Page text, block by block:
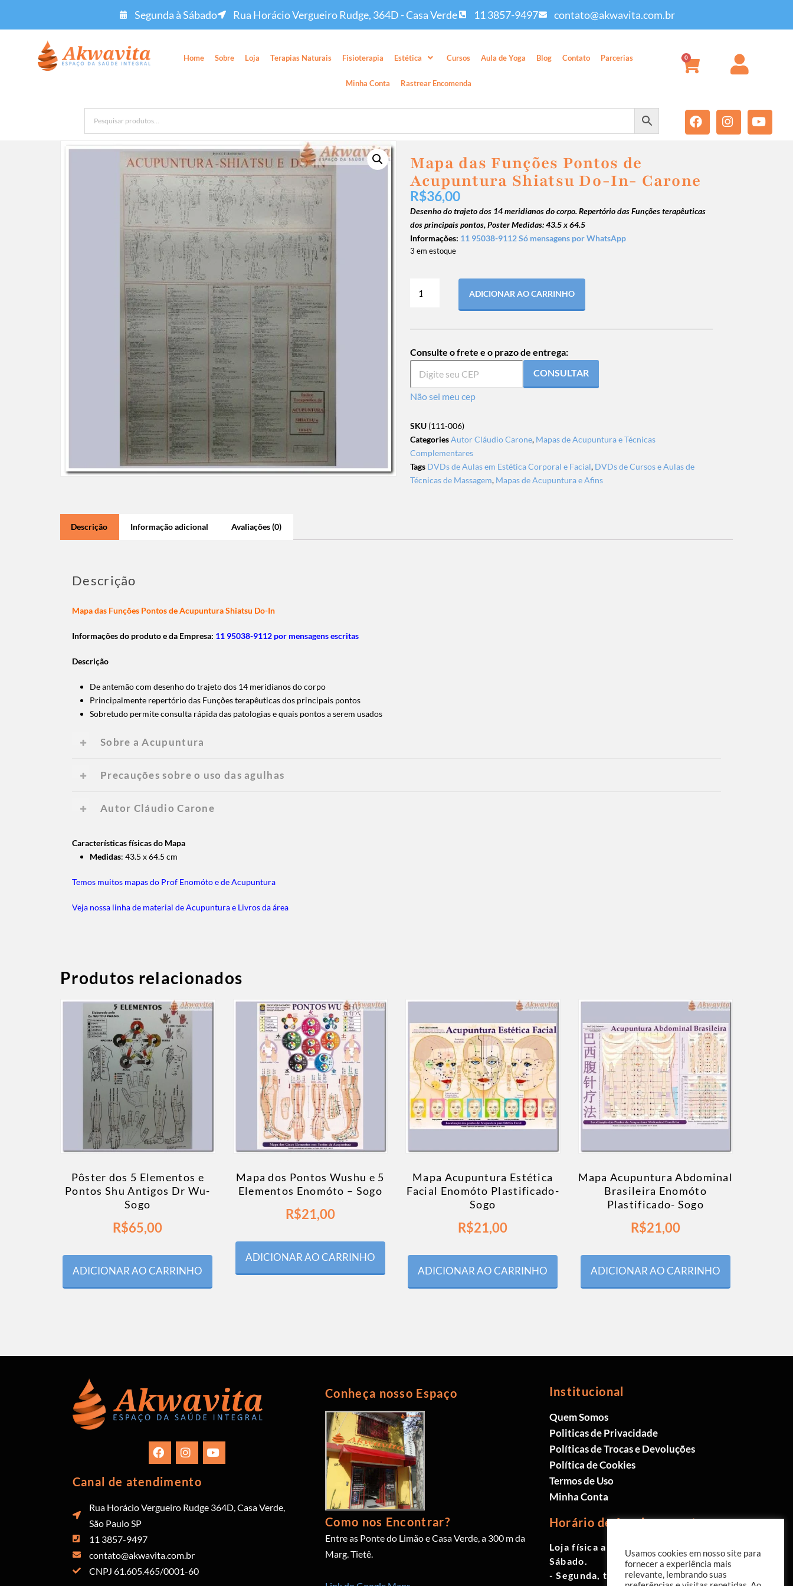
Segunda à Sábado Rua Horácio Vergueiro Rudge, 364D - Casa Verde 11 3857-9497 contato@akwavita.com.br
Home Sobre Loja Terapias Naturais Fisioterapia Estética Cursos Aula de Yoga Blog Contato Parcerias
Minha Conta Rastrear Encomenda
0
Mapa das Funções Pontos de
Acupuntura Shiatsu Do-In- Carone
R$36,00
Desenho do trajeto dos 14 meridianos do corpo.Repertório das Funções terapêuticas
dos principais pontos, Poster Medidas: 43.5 x 64.5
Informações: 11 95038-9112 Só mensagens por WhatsApp
3 em estoque
ADICIONAR AO CARRINHO
Consulte o frete e o prazo de entrega:
CONSULTAR
Não sei meu cep
SKU (111-006)
CategoriesAutor Cláudio Carone, Mapas de Acupuntura e Técnicas
Complementares
Tags DVDs de Aulas em Estética Corporal e Facial, DVDs de Cursos e Aulas de
Técnicas de Massagem, Mapas de Acupuntura e Afins
Descrição Informação adicional Avaliações (0)
Descrição
Mapa das Funções Pontos de Acupuntura Shiatsu Do-In
Informações do produto e da Empresa: 11 95038-9112 por mensagens escritas
Descrição
De antemão com desenho do trajeto dos 14 meridianos do corpo
Principalmente repertório das Funções terapêuticas dos principais pontos
Sobretudo permite consulta rápida das patologias e quais pontos a serem usados
Sobre a Acupuntura
Precauções sobre o uso das agulhas
Autor Cláudio Carone
Características físicas do Mapa
Medidas: 43.5 x 64.5 cm
Temos muitos mapas do Prof Enomóto e de Acupuntura
Veja nossa linha de material de Acupuntura e Livros da área
Produtos relacionados
Pôster dos 5 Elementos e
Pontos Shu Antigos Dr Wu-
Sogo
R$65,00
ADICIONAR AO CARRINHO
Mapa dos Pontos Wushu e 5
Elementos Enomóto – Sogo
R$21,00
ADICIONAR AO CARRINHO
Mapa Acupuntura Estética
Facial Enomóto Plastificado-
Sogo
R$21,00
ADICIONAR AO CARRINHO
Mapa Acupuntura Abdominal
Brasileira Enomóto
Plastificado- Sogo
R$21,00
ADICIONAR AO CARRINHO
Canal de atendimento
Rua Horácio Vergueiro Rudge 364D, Casa Verde,
São Paulo SP
11 3857-9497
contato@akwavita.com.br
CNPJ 61.605.465/0001-60
Conheça nosso Espaço
Como nos Encontrar?
Entre as Ponte do Limão e Casa Verde, a 300 m da
Marg. Tietê.
Institucional
Quem Somos
Politicas de Privacidade
Políticas de Trocas e Devoluções
Política de Cookies
Termos de Uso
Minha Conta
Horário de funcionamento
Loja física aberta de Segunda à
Sábado.
- Segunda, terça e quinta das 9h às
Usamos cookies em nosso site para
fornecer a experiência mais
relevante, lembrando suas